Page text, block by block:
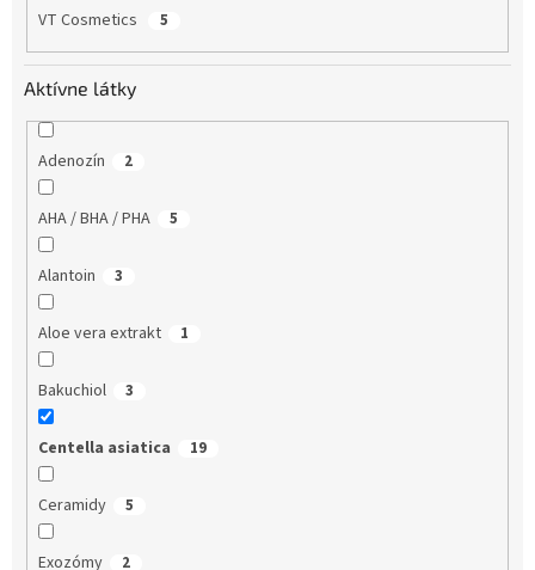
VT Cosmetics 5
Aktívne látky
Adenozín 2
AHA / BHA / PHA 5
Alantoin 3
Aloe vera extrakt 1
Bakuchiol 3
Centella asiatica 19
Ceramidy 5
Exozómy 2